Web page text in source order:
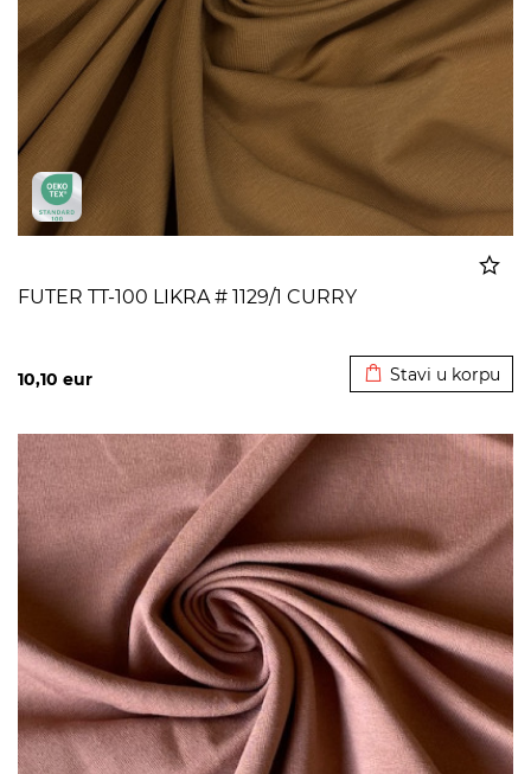
FUTER TT-100 LIKRA # 1129/1 CURRY
10,10 eur Stavi u korpu